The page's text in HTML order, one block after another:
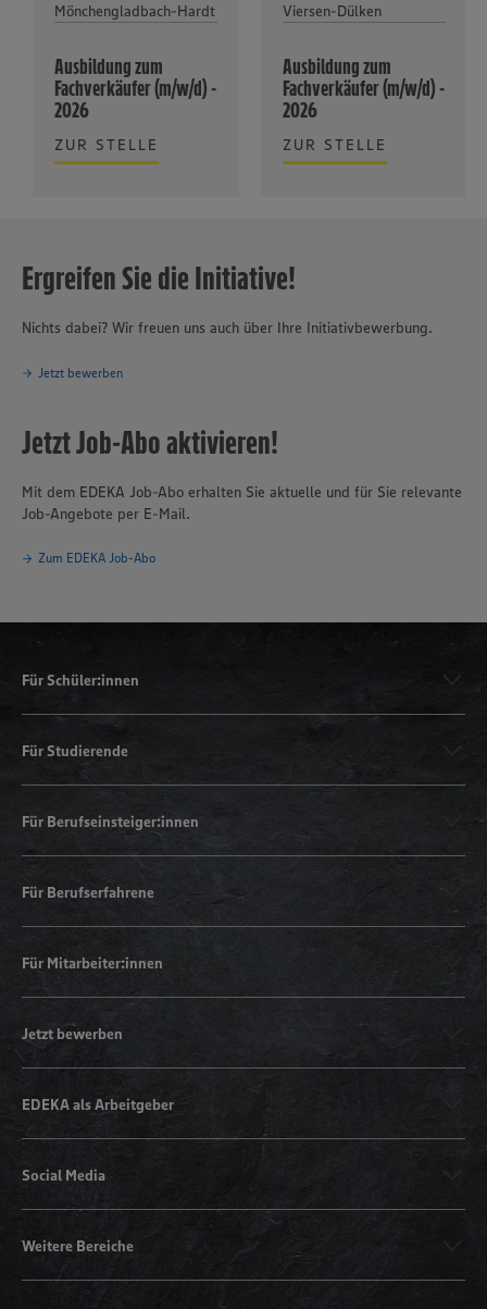
Mönchengladbach-Hardt
Ausbildung zum
Fachverkäufer (m/w/d) -
2026
ZUR STELLE
Viersen-Dülken
Ausbildung zum
Fachverkäufer (m/w/d) -
2026
ZUR STELLE
Ergreifen Sie die Initiative!
Nichts dabei? Wir freuen uns auch über Ihre Initiativbewerbung.
Jetzt bewerben
Jetzt Job-Abo aktivieren!
Mit dem EDEKA Job-Abo erhalten Sie aktuelle und für Sie relevante
Job-Angebote per E-Mail.
Zum EDEKA Job-Abo
Für Schüler:innen
Für Studierende
Für Berufseinsteiger:innen
Für Berufserfahrene
Für Mitarbeiter:innen
Jetzt bewerben
EDEKA als Arbeitgeber
Social Media
Weitere Bereiche